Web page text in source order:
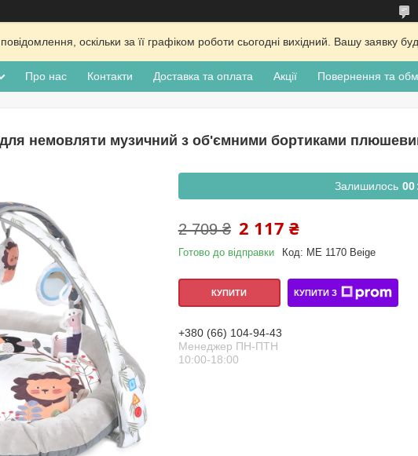
оскільки за її графіком роботи сьогодні вихідний. Вашу заявку
Про нас Контакти Доставка та оплата Акції Повернення та
немовляти музичний з об'ємними бортиками
Залишилось 00
2 709 ₴ 2 117 ₴
Готово до відправки Код: ME 1170 Beige
КУПИТИ КУПИТИ З
+380 (66) 104-94-43
Менеджер ПН-ПТН
10:00-18:00